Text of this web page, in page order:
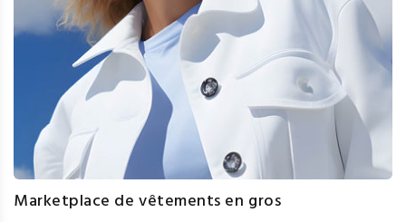
Marketplace de vêtements en gros